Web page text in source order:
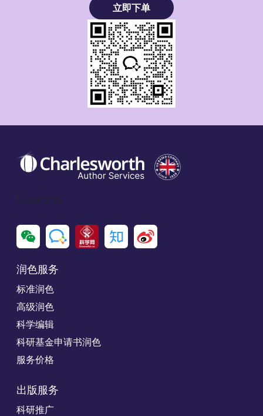
立即下单
Social Icon
润色服务
标准润色
高级润色
科学编辑
科研基金申请书润色
服务价格
出版服务
科研推广